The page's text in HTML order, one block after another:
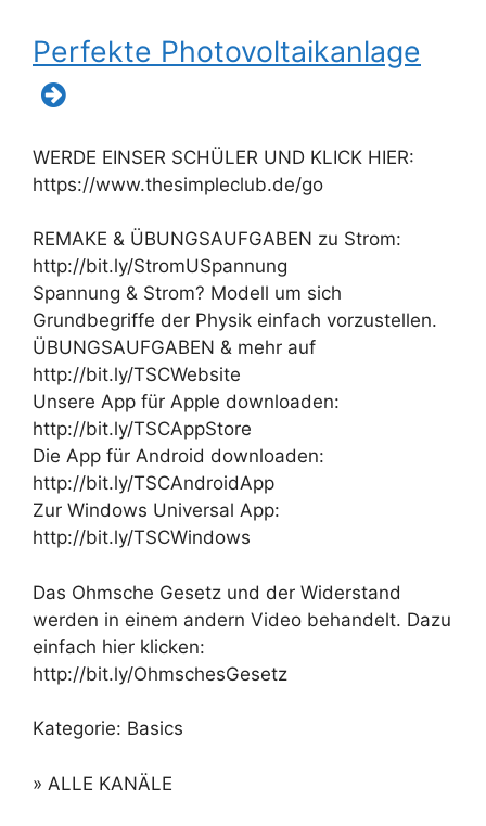
Perfekte Photovoltaikanlage
WERDE EINSER SCHÜLER UND KLICK HIER:
https://www.thesimpleclub.de/go
REMAKE & ÜBUNGSAUFGABEN zu Strom:
http://bit.ly/StromUSpannung
Spannung & Strom? Modell um sich
Grundbegriffe der Physik einfach vorzustellen.
ÜBUNGSAUFGABEN & mehr auf
http://bit.ly/TSCWebsite
Unsere App für Apple downloaden:
http://bit.ly/TSCAppStore
Die App für Android downloaden:
http://bit.ly/TSCAndroidApp
Zur Windows Universal App:
http://bit.ly/TSCWindows
Das Ohmsche Gesetz und der Widerstand
werden in einem andern Video behandelt. Dazu
einfach hier klicken:
http://bit.ly/OhmschesGesetz
Kategorie: Basics
» ALLE KANÄLE